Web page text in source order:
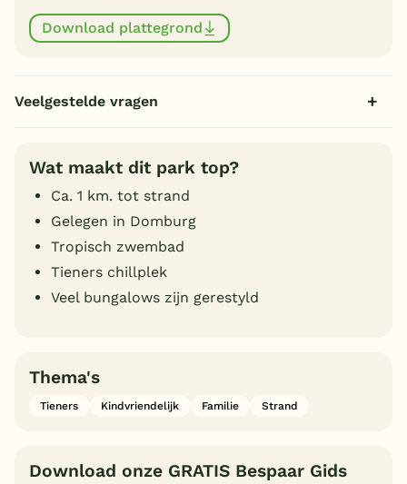
Download plattegrond
Veelgestelde vragen
Wat maakt dit park top?
Ca. 1 km. tot strand
Gelegen in Domburg
Tropisch zwembad
Tieners chillplek
Veel bungalows zijn gerestyld
Thema's
Tieners Kindvriendelijk Familie Strand
Download onze GRATIS Bespaar Gids